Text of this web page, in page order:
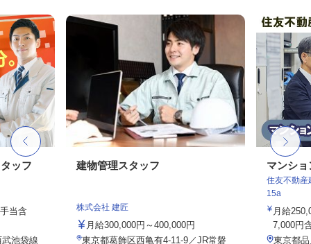
ッフ
当含
池袋線
建物管理スタッフ
株式会社 建匠
月給300,000円～400,000円
東京都葛飾区西亀有4-11-9／JR常磐
マンシ
住友不動産
15a
月給
7,000円
東京都